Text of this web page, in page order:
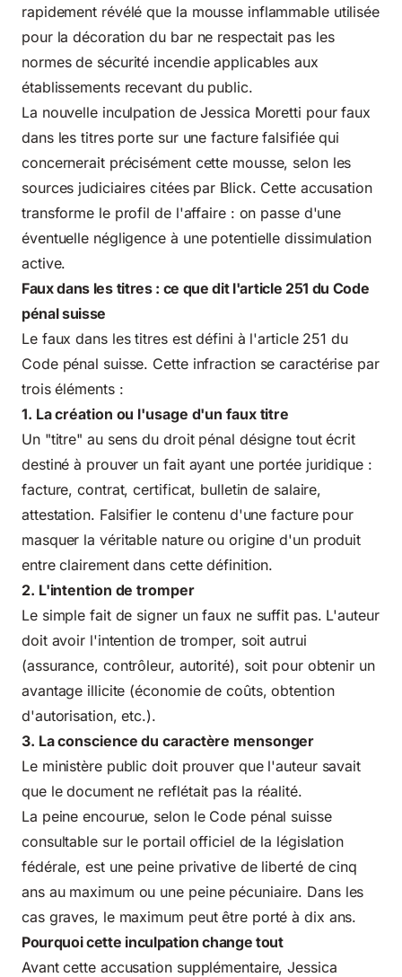
rapidement révélé que la mousse inflammable utilisée
pour la décoration du bar ne respectait pas les
normes de sécurité incendie applicables aux
établissements recevant du public.
La nouvelle inculpation de Jessica Moretti pour faux
dans les titres porte sur une facture falsifiée qui
concernerait précisément cette mousse, selon les
sources judiciaires citées par Blick. Cette accusation
transforme le profil de l'affaire : on passe d'une
éventuelle négligence à une potentielle dissimulation
active.
Faux dans les titres : ce que dit l'article 251 du Code
pénal suisse
Le faux dans les titres est défini à l'article 251 du
Code pénal suisse. Cette infraction se caractérise par
trois éléments :
1. La création ou l'usage d'un faux titre
Un "titre" au sens du droit pénal désigne tout écrit
destiné à prouver un fait ayant une portée juridique :
facture, contrat, certificat, bulletin de salaire,
attestation. Falsifier le contenu d'une facture pour
masquer la véritable nature ou origine d'un produit
entre clairement dans cette définition.
2. L'intention de tromper
Le simple fait de signer un faux ne suffit pas. L'auteur
doit avoir l'intention de tromper, soit autrui
(assurance, contrôleur, autorité), soit pour obtenir un
avantage illicite (économie de coûts, obtention
d'autorisation, etc.).
3. La conscience du caractère mensonger
Le ministère public doit prouver que l'auteur savait
que le document ne reflétait pas la réalité.
La peine encourue, selon le Code pénal suisse
consultable sur le portail officiel de la législation
fédérale, est une peine privative de liberté de cinq
ans au maximum ou une peine pécuniaire. Dans les
cas graves, le maximum peut être porté à dix ans.
Pourquoi cette inculpation change tout
Avant cette accusation supplémentaire, Jessica